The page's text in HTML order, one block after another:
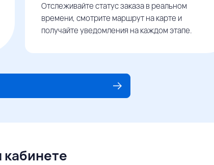
Отслеживайте статус заказа в реальном
времени, смотрите маршрут на карте и
получайте уведомления на каждом этапе.
кабинете